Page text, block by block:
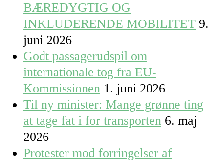
BÆREDYGTIG OG
INKLUDERENDE MOBILITET 9.
juni 2026
Godt passagerudspil om
internationale tog fra EU-
Kommissionen 1. juni 2026
Til ny minister: Mange grønne ting
at tage fat i for transporten 6. maj
2026
Protester mod forringelser af